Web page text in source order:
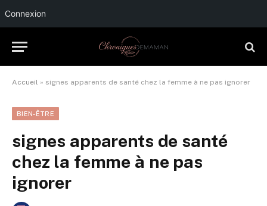
Connexion
Accueil » signes apparents de santé chez la femme à ne pas ignorer
BIEN-ÊTRE
signes apparents de santé
chez la femme à ne pas
ignorer